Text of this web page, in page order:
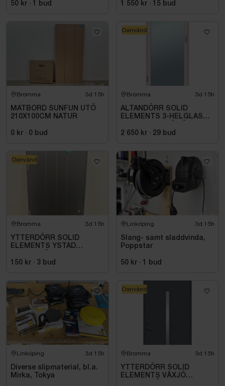
50 kr · 1 bud 1 550 kr · 15 bud
Bromma 3d 15h
MATBORD SUNFUN UTÖ
210X100CM NATUR
0 kr · 0 bud
Bromma 3d 15h
ALTANDÖRR SOLID
ELEMENTS 3-HELGLAS
2 650 kr · 29 bud
Oanvänd
Bromma 3d 15h
YTTERDÖRR SOLID
ELEMENTS YSTAD
150 kr · 3 bud
Oanvänd
Linköping 3d 15h
Slang- samt sladdvinda,
Poppstar
50 kr · 1 bud
Linköping 3d 15h
Diverse slipmaterial, bl.a.
Mirka, Tokya
Bromma 3d 15h
YTTERDÖRR SOLID
ELEMENTS VÄXJÖ
Oanvänd